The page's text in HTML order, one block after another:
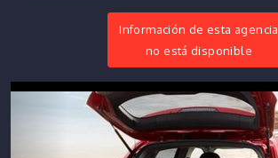
Información de esta agencia
no está disponible